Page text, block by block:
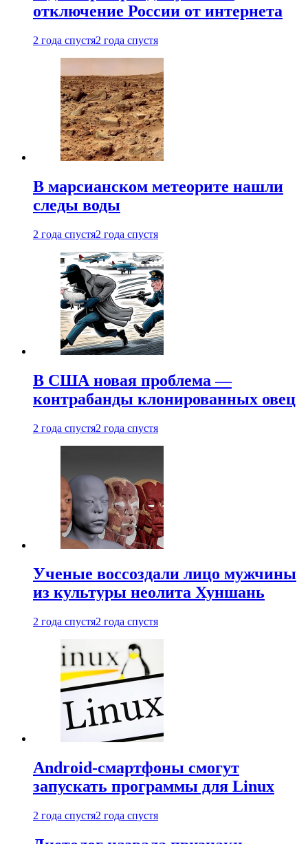
отключение России от интернета
2 года спустя2 года спустя
В марсианском метеорите нашли
следы воды
2 года спустя2 года спустя
В США новая проблема —
контрабанды клонированных овец
2 года спустя2 года спустя
Ученые воссоздали лицо мужчины
из культуры неолита Хуншань
2 года спустя2 года спустя
Android-смартфоны смогут
запускать программы для Linux
2 года спустя2 года спустя